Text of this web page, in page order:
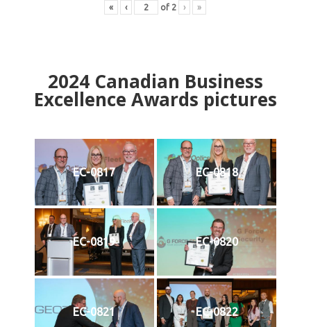
« ‹ of 2 › »
2024Canadian Business
Excellence Awards pictures
EC-0817 EC-0818
EC-0819 EC-0820
EC-0821 EC-0822